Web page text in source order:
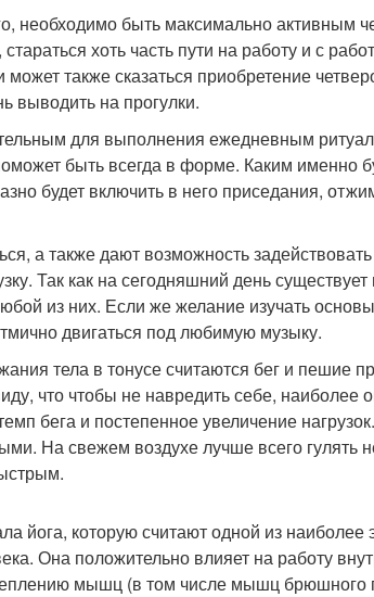
необходимо быть максимально активным
хоть часть пути на работу и с
также сказаться приобретение
выводить на прогулки.
для выполнения ежедневным
быть всегда в форме. Каким именно
будет включить в него приседания,
а также дают возможность
Так как на сегодняшний день
из них. Если же желание изучать
двигаться под любимую музыку.
тела в тонусе считаются бег и пешие
что чтобы не навредить себе,
бега и постепенное увеличение
На свежем воздухе лучше всего гулять
йога, которую считают одной из
Она положительно влияет на работу
мышц (в том числе мышц брюшного